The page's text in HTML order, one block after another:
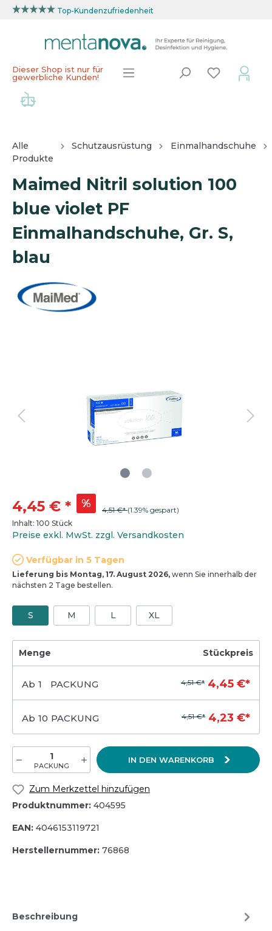
Top-Kundenzufriedenheit
Dieser Shop ist nur für
gewerbliche Kunden!
Alle
Produkte
Schutzausrüstung Einmalhandschuhe
Maimed Nitril solution 100
blue violet PF
Einmalhandschuhe, Gr. S,
blau
4,45 € * % 4,51 €*(1.39% gespart)
Inhalt: 100 Stück
Preise exkl. MwSt. zzgl. Versandkosten
Verfügbar in 5 Tagen
Lieferung bis Montag, 17. August 2026, wenn Sie innerhalb der
nächsten 2 Tage bestellen.
S M L XL
Menge Stückpreis
Ab 1 PACKUNG 4,51 €* 4,45 €*
Ab 10 PACKUNG 4,51 €* 4,23 €*
PACKUNG
IN DEN WARENKORB
Zum Merkzettel hinzufügen
Produktnummer: 404595
EAN: 4046153119721
Herstellernummer: 76868
Beschreibung